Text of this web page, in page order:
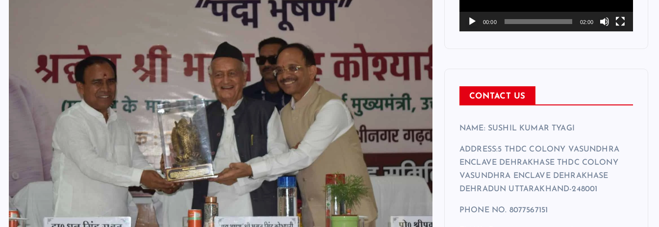
a
00:00 02:00
CONTACT US
NAME: SUSHIL KUMAR TYAGI
ADDRESS:5 THDC COLONY VASUNDHRA
ENCLAVE DEHRAKHASE THDC COLONY
VASUNDHRA ENCLAVE DEHRAKHASE
DEHRADUN UTTARAKHAND-248001
PHONE NO. 8077567151